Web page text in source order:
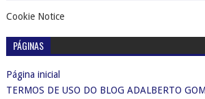
Cookie Notice
PÁGINAS
Página inicial
TERMOS DE USO DO BLOG ADALBERTO